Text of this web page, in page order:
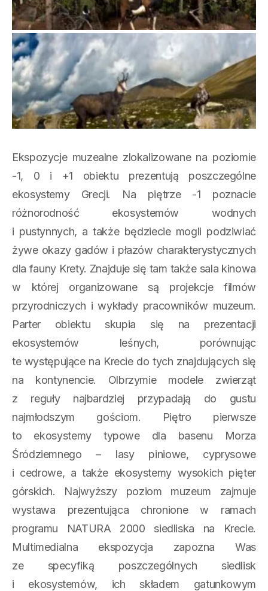
Ekspozycje muzealne zlokalizowane na poziomie
-1, 0 i +1 obiektu prezentują poszczególne
ekosystemy Grecji. Na piętrze -1 poznacie
różnorodność ekosystemów wodnych
i pustynnych, a także będziecie mogli podziwiać
żywe okazy gadów i płazów charakterystycznych
dla fauny Krety. Znajduje się tam także sala kinowa
w której organizowane są projekcje filmów
przyrodniczych i wykłady pracowników muzeum.
Parter obiektu skupia się na prezentacji
ekosystemów leśnych, porównując
te występujące na Krecie do tych znajdujących się
na kontynencie. Olbrzymie modele zwierząt
z reguły najbardziej przypadają do gustu
najmłodszym gościom. Piętro pierwsze
to ekosystemy typowe dla basenu Morza
Śródziemnego – lasy piniowe, cyprysowe
i cedrowe, a także ekosystemy wysokich pięter
górskich. Najwyższy poziom muzeum zajmuje
wystawa prezentująca chronione w ramach
programu NATURA 2000 siedliska na Krecie.
Multimedialna ekspozycja zapozna Was
ze specyfiką poszczególnych siedlisk
i ekosystemów, ich składem gatunkowym